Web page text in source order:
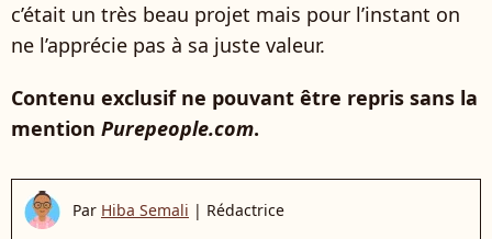
c’était un très beau projet mais pour l’instant on
ne l’apprécie pas à sa juste valeur.
Contenu exclusif ne pouvant être repris sans la
mention Purepeople.com.
Par Hiba Semali | Rédactrice